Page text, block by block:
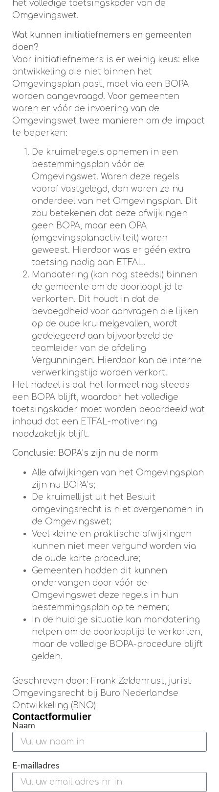
het volledige toetsingskader van de
Omgevingswet.
Wat kunnen initiatiefnemers en gemeenten
doen?
Voor initiatiefnemers is er weinig keus: elke
ontwikkeling die niet binnen het
Omgevingsplan past, moet via een BOPA
worden aangevraagd. Voor gemeenten
waren er vóór de invoering van de
Omgevingswet twee manieren om de impact
te beperken:
De kruimelregels opnemen in een
bestemmingsplan vóór de
Omgevingswet. Waren deze regels
vooraf vastgelegd, dan waren ze nu
onderdeel van het Omgevingsplan. Dit
zou betekenen dat deze afwijkingen
geen BOPA, maar een OPA
(omgevingsplanactiviteit) waren
geweest. Hierdoor was er géén extra
toetsing nodig aan ETFAL.
Mandatering (kan nog steeds!) binnen
de gemeente om de doorlooptijd te
verkorten. Dit houdt in dat de
bevoegdheid voor aanvragen die lijken
op de oude kruimelgevallen, wordt
gedelegeerd aan bijvoorbeeld de
teamleider van de afdeling
Vergunningen. Hierdoor kan de interne
verwerkingstijd worden verkort.
Het nadeel is dat het formeel nog steeds
een BOPA blijft, waardoor het volledige
toetsingskader moet worden beoordeeld wat
inhoud dat een ETFAL-motivering
noodzakelijk blijft.
Conclusie: BOPA’s zijn nu de norm
Alle afwijkingen van het Omgevingsplan
zijn nu BOPA’s;
De kruimellijst uit het Besluit
omgevingsrecht is niet overgenomen in
de Omgevingswet;
Veel kleine en praktische afwijkingen
kunnen niet meer vergund worden via
de oude korte procedure;
Gemeenten hadden dit kunnen
ondervangen door vóór de
Omgevingswet deze regels in hun
bestemmingsplan op te nemen;
In de huidige situatie kan mandatering
helpen om de doorlooptijd te verkorten,
maar de volledige BOPA-procedure blijft
gelden.
Geschreven door: Frank Zeldenrust, jurist
Omgevingsrecht bij Buro Nederlandse
Ontwikkeling (BNO)
Contactformulier
Naam
E-mailladres